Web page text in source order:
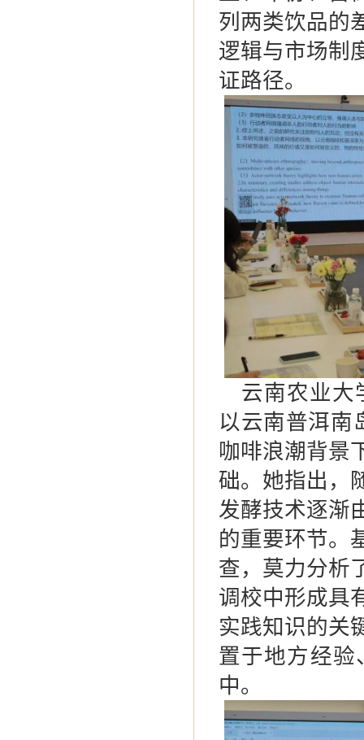
列两类饮品的
逻辑与市场制
证路径。
云南农业大
以云南普洱南
咖啡浪潮背景
础。她指出，
发酵技术逐渐
的重要环节。
查，莫力分析
调校中形成具
实践知识的关
置于地方经验
中。